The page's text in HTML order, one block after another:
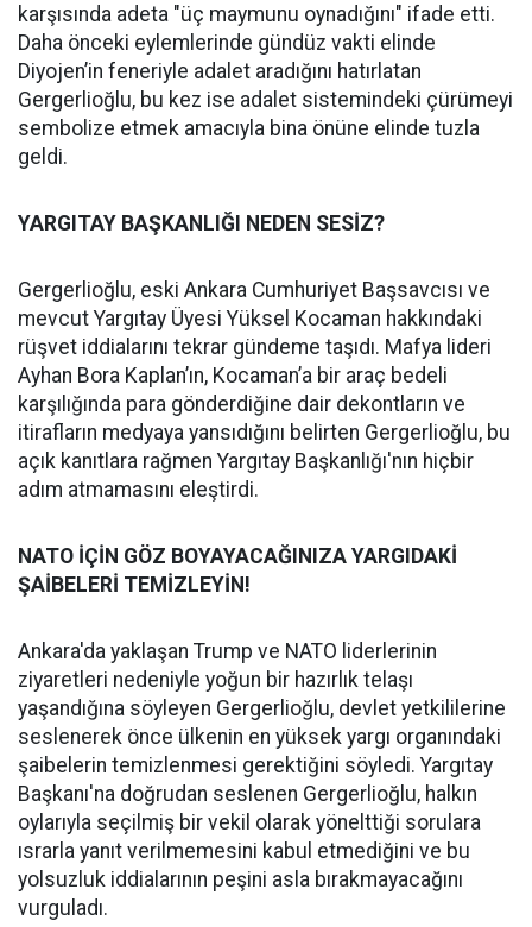
karşısında adeta "üç maymunu oynadığını" ifade etti.
Daha önceki eylemlerinde gündüz vakti elinde
Diyojen’in feneriyle adalet aradığını hatırlatan
Gergerlioğlu, bu kez ise adalet sistemindeki çürümeyi
sembolize etmek amacıyla bina önüne elinde tuzla
geldi.
YARGITAY BAŞKANLIĞI NEDEN SESİZ?
Gergerlioğlu, eski Ankara Cumhuriyet Başsavcısı ve
mevcut Yargıtay Üyesi Yüksel Kocaman hakkındaki
rüşvet iddialarını tekrar gündeme taşıdı. Mafya lideri
Ayhan Bora Kaplan’ın, Kocaman’a bir araç bedeli
karşılığında para gönderdiğine dair dekontların ve
itirafların medyaya yansıdığını belirten Gergerlioğlu, bu
açık kanıtlara rağmen Yargıtay Başkanlığı'nın hiçbir
adım atmamasını eleştirdi.
NATO İÇİN GÖZ BOYAYACAĞINIZA YARGIDAKİ
ŞAİBELERİ TEMİZLEYİN!
Ankara'da yaklaşan Trump ve NATO liderlerinin
ziyaretleri nedeniyle yoğun bir hazırlık telaşı
yaşandığına söyleyen Gergerlioğlu, devlet yetkililerine
seslenerek önce ülkenin en yüksek yargı organındaki
şaibelerin temizlenmesi gerektiğini söyledi. Yargıtay
Başkanı'na doğrudan seslenen Gergerlioğlu, halkın
oylarıyla seçilmiş bir vekil olarak yönelttiği sorulara
ısrarla yanıt verilmemesini kabul etmediğini ve bu
yolsuzluk iddialarının peşini asla bırakmayacağını
vurguladı.